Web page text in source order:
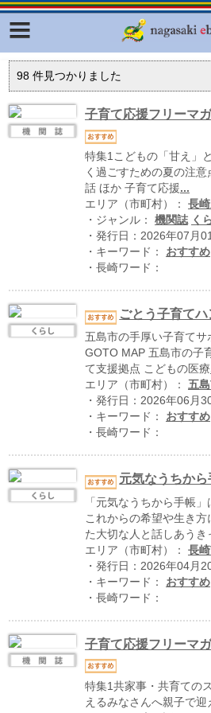
エリ
98件見つかりました
子育て応援フリーマ
特集1こどもの「甘え」
く過ごすための夏の注
話 ほか 子育て応援...
エリア（市町村）： 長
・ジャンル： 機関誌 く
・発行日：2026年07月
・キーワード： おすすめ
・長崎ワード：
ごとう子育て
五島市の手厚い子育て
GOTO MAP 五島市の子
て支援拠点 こどもの医療
エリア（市町村）： 五
・発行日：2026年06月
・キーワード： おすすめ
・長崎ワード：
元気なうちから
「元気なうちから手帳
これからの希望や生き
た大切な人と話しあう
エリア（市町村）： 長
・発行日：2026年04月
・キーワード： おすすめ
・長崎ワード：
子育て応援フリーマ
特集1共家事・共育ての
えるみなさんへ親子で
Facebook
ふくいろキラリプロジェクト
ラリー（TOKYO Brochures）
復興応援企画
はじめてご利用される方へ
広報誌ナビ
明治日本の産業革命遺産
関連遺産
大学・専門学校ナビ
ハイスクールナビ
小・中学校ナビ
ながよebooks
ごとうebooks
おおむらebooks
みなみしまばらebooks
はさみebooks
ながさき市ebooks
さいかいイーブックス
長崎MICE観光マップ